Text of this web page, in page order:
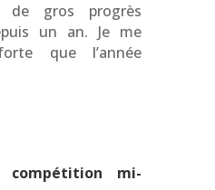
de gros progrès
un an. Je me
que l’année
mi-